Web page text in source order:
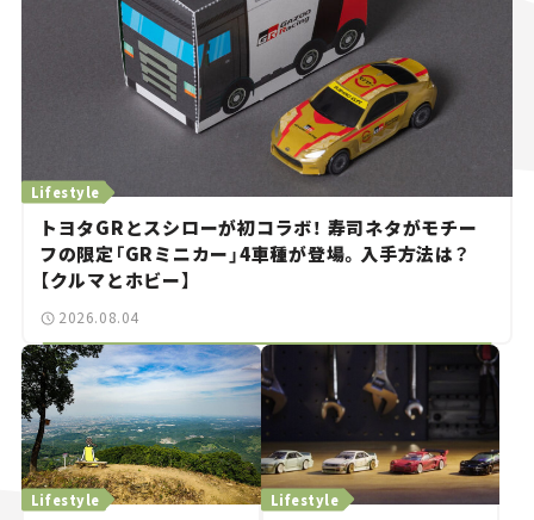
トヨタGRとスシローが初コラボ！ 寿司ネタがモチー
フの限定「GRミニカー」4車種が登場。入手方法は？
【クルマとホビー】
Lifestyle
2026.08.04
Lifestyle Lifestyle